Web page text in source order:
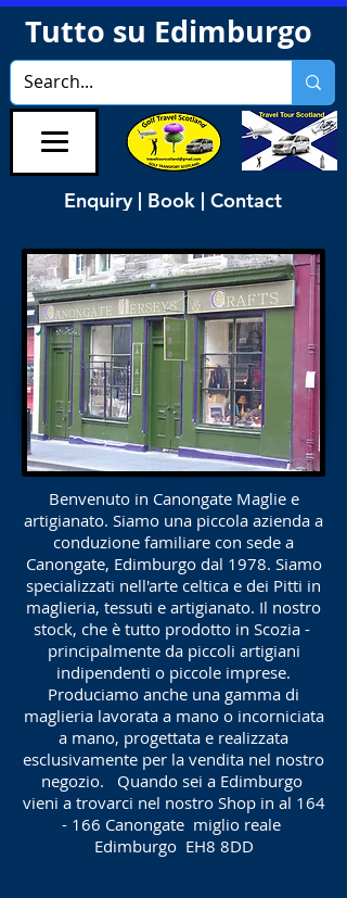
Tutto su Edimburgo
Enquiry | Book | Contact
Benvenuto in Canongate Maglie e
artigianato. Siamo una piccola azienda a
conduzione familiare con sede a
Canongate, Edimburgo dal 1978. Siamo
specializzati nell'arte celtica e dei Pitti in
maglieria, tessuti e artigianato. Il nostro
stock, che è tutto prodotto in Scozia -
principalmente da piccoli artigiani
indipendenti o piccole imprese.
Produciamo anche una gamma di
maglieria lavorata a mano o incorniciata
a mano, progettata e realizzata
esclusivamente per la vendita nel nostro
negozio. Quando sei a Edimburgo
vieni a trovarci nel nostro Shop in al 164
- 166 Canongate miglio reale
Edimburgo EH8 8DD